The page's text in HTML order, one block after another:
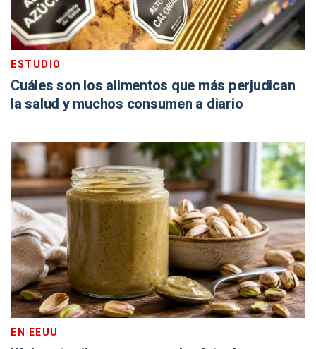
ESTUDIO
Cuáles son los alimentos que más perjudican
la salud y muchos consumen a diario
EN EEUU